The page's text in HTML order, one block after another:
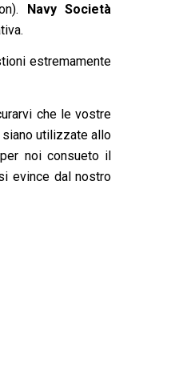
Navy Società
estremamente
che le vostre
utilizzate allo
noi consueto il
evince dal nostro